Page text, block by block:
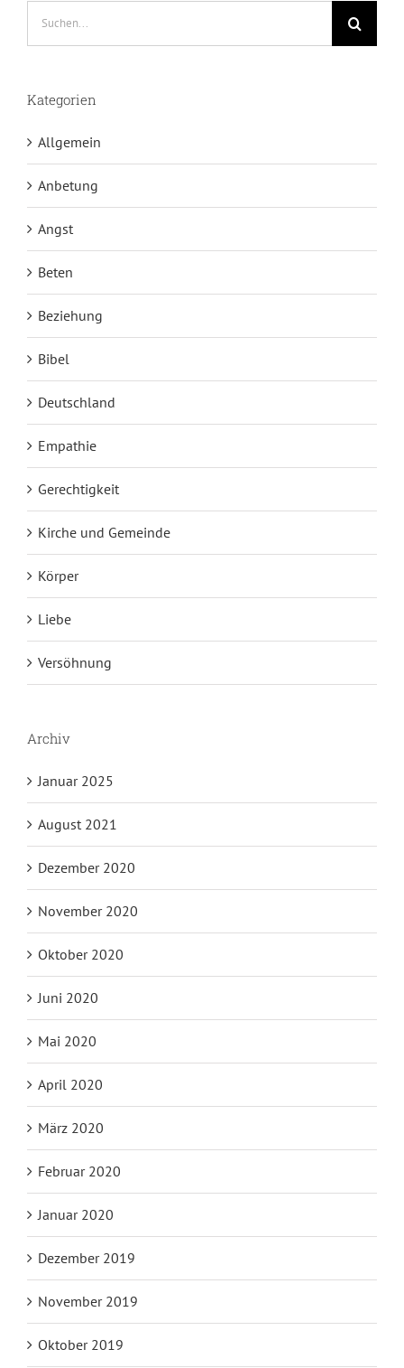
Kategorien
Allgemein
Anbetung
Angst
Beten
Beziehung
Bibel
Deutschland
Empathie
Gerechtigkeit
Kirche und Gemeinde
Körper
Liebe
Versöhnung
Archiv
Januar 2025
August 2021
Dezember 2020
November 2020
Oktober 2020
Juni 2020
Mai 2020
April 2020
März 2020
Februar 2020
Januar 2020
Dezember 2019
November 2019
Oktober 2019